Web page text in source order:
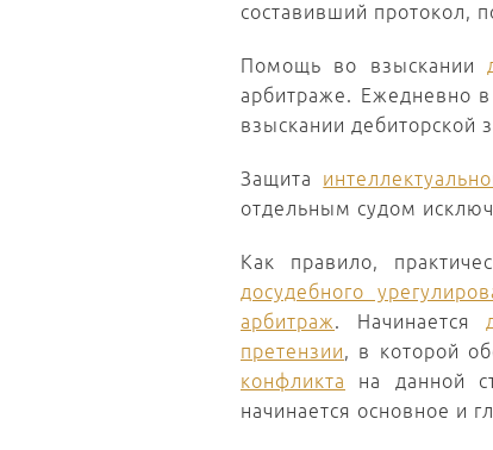
составивший протокол,
Помощь во взыскании
арбитраже. Ежедневно
взыскании дебиторской
Защита
отдельным судом
Как правило,
досудебного
арбитраж. Начинается
претензии, в которой
конфликта
на данной
начинается основное и